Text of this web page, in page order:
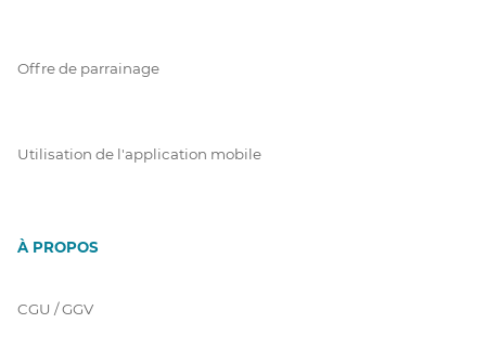
Offre de parrainage
Utilisation de l'application mobile
À PROPOS
CGU / GGV